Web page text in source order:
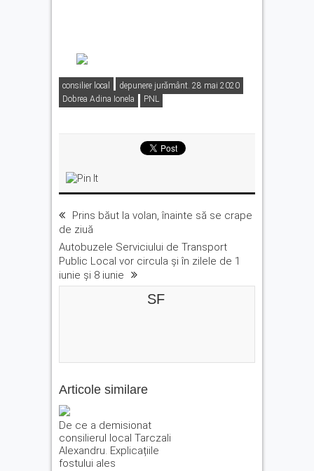
consilier local
depunere jurământ. 28 mai 2020
Dobrea Adina Ionela
PNL
Prins băut la volan, înainte să se crape
de ziuă
Autobuzele Serviciului de Transport
Public Local vor circula și în zilele de 1
iunie și 8 iunie
SF
Articole similare
De ce a demisionat
consilierul local Tarczali
Alexandru. Explicațiile
fostului ales